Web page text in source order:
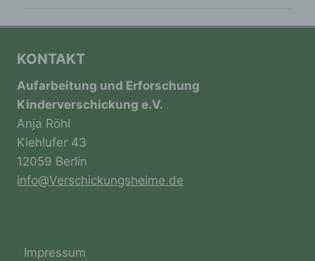
KONTAKT
Aufarbeitung und Erforschung
Kinderverschickung e.V.
Anja Röhl
Kiehlufer 43
12059 Berlin
info@Verschickungsheime.de
Impressum
Verantwortlicher ist die natürliche oder
oder andere Stelle, die allein oder
und Mittel der Verarbeitung von
personenbezogenen Daten entscheidet. Sind
die Zwecke und Mittel dieser Verarbeitung
durch das Unionsrecht oder das Recht der
Mitgliedstaaten vorgegeben, so kann der
Verantwortliche beziehungsweise können die
bestimmten Kriterien seiner Benennung nach
dem Unionsrecht oder dem Recht der
h) Auftragsverarbeiter